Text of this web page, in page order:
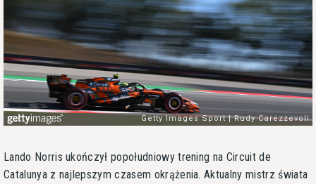
Lando Norris ukończył popołudniowy trening na Circuit de
Catalunya z najlepszym czasem okrążenia. Aktualny mistrz świata